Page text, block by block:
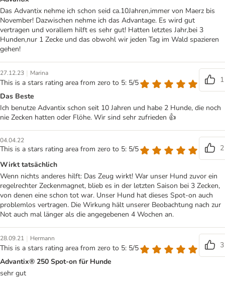
Das Advantix nehme ich schon seid ca.10Jahren,immer von Maerz bis
November! Dazwischen nehme ich das Advantage. Es wird gut
vertragen und vorallem hilft es sehr gut! Hatten letztes Jahr,bei 3
Hunden,nur 1 Zecke und das obwohl wir jeden Tag im Wald spazieren
gehen!
27.12.23 | Marina
This is a stars rating area from zero to 5: 5/5
1
Das Beste
Ich benutze Advantix schon seit 10 Jahren und habe 2 Hunde, die noch
nie Zecken hatten oder Flöhe. Wir sind sehr zufrieden 👍
04.04.22
This is a stars rating area from zero to 5: 5/5
2
Wirkt tatsächlich
Wenn nichts anderes hilft: Das Zeug wirkt! War unser Hund zuvor ein
regelrechter Zeckenmagnet, blieb es in der letzten Saison bei 3 Zecken,
von denen eine schon tot war. Unser Hund hat dieses Spot-on auch
problemlos vertragen. Die Wirkung hält unserer Beobachtung nach zur
Not auch mal länger als die angegebenen 4 Wochen an.
28.09.21 | Hermann
This is a stars rating area from zero to 5: 5/5
3
Advantix® 250 Spot-on für Hunde
sehr gut